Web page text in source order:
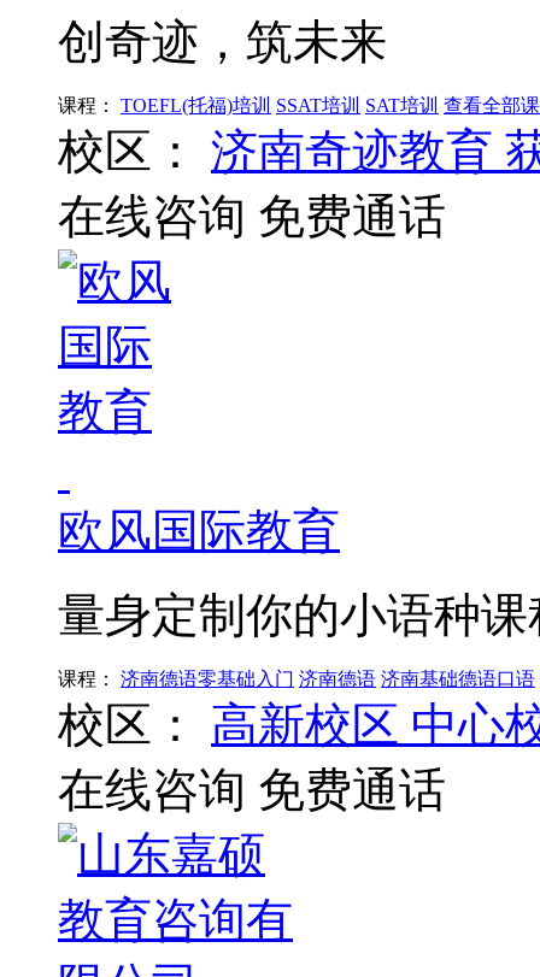
创奇迹，筑未来
课程： TOEFL(托福)培训 SSAT培训 SAT培训 查看全部
校区： 济南奇迹教育
在线咨询 免费通话
欧风国际教育
量身定制你的小语种课
课程： 济南德语零基础入门 济南德语 济南基础德语口语
校区： 高新校区 中心
在线咨询 免费通话